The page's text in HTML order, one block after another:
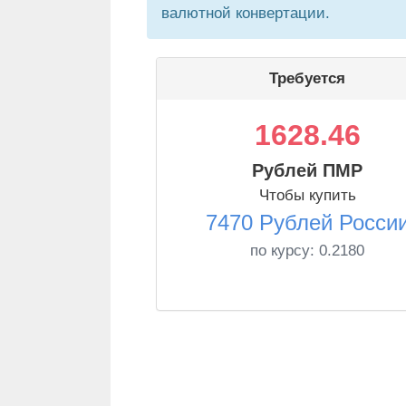
валютной конвертации.
Требуется
1628.46
Рублей ПМР
Чтобы купить
7470 Рублей
по курсу: 0.2180